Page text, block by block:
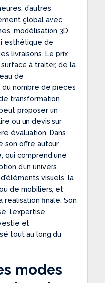
d’autres
global avec
modélisation 3D,
esthétique de
livraisons. Le prix
à traiter, de la
de
du nombre de pièces
transformation
proposer un
ou un devis sur
évaluation. Dans
son offre autour
qui comprend une
d’un univers
visuels, la
de mobiliers, et
réalisation finale. Son
l’expertise
et
tout au long du
modes